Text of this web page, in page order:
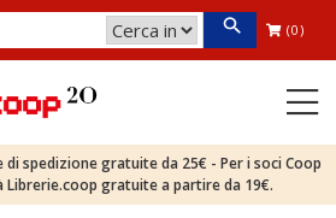
(0)
di spedizione gratuite da 25€ - Per i soci Coop
gratuite a partire da 19€.